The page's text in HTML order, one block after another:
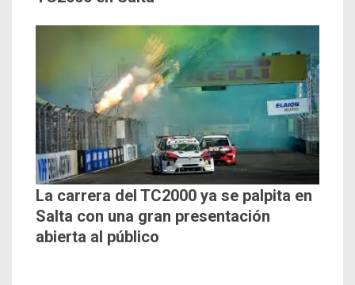
La carrera del TC2000 ya se palpita en
Salta con una gran presentación
abierta al público